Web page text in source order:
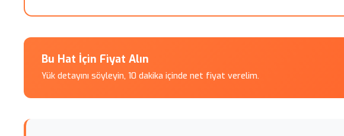
Bu Hat İçin Fiyat Alın
Yük detayını söyleyin, 10 dakika içinde net fiyat verelim.